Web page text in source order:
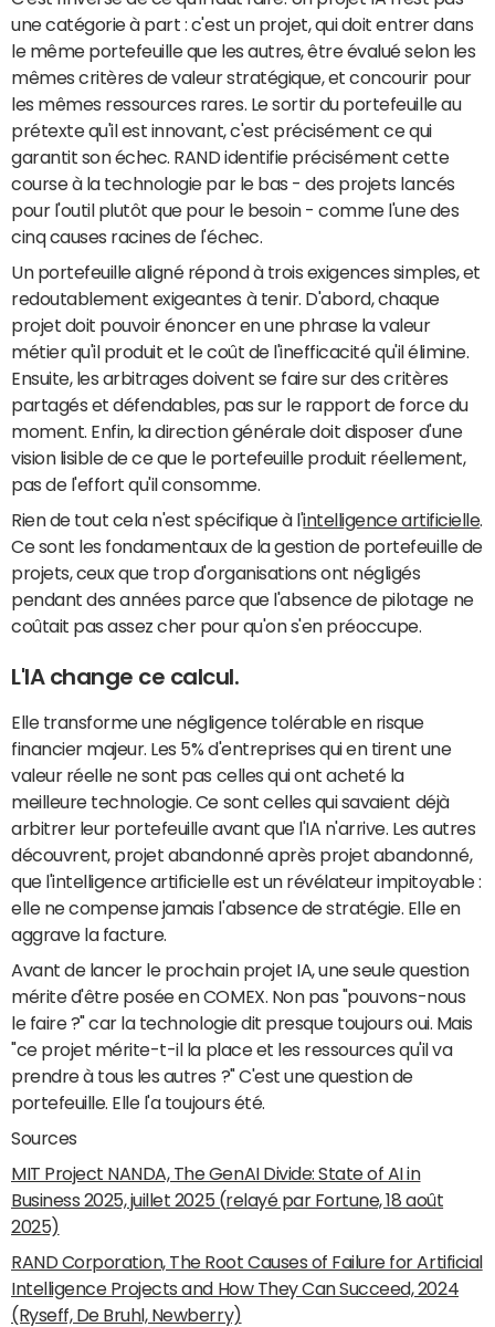
une catégorie à part : c'est un projet, qui doit entrer dans
le même portefeuille que les autres, être évalué selon les
mêmes critères de valeur stratégique, et concourir pour
les mêmes ressources rares. Le sortir du portefeuille au
prétexte qu'il est innovant, c'est précisément ce qui
garantit son échec. RAND identifie précisément cette
course à la technologie par le bas - des projets lancés
pour l'outil plutôt que pour le besoin - comme l'une des
cinq causes racines de l'échec.
Un portefeuille aligné répond à trois exigences simples, et
redoutablement exigeantes à tenir. D'abord, chaque
projet doit pouvoir énoncer en une phrase la valeur
métier qu'il produit et le coût de l'inefficacité qu'il élimine.
Ensuite, les arbitrages doivent se faire sur des critères
partagés et défendables, pas sur le rapport de force du
moment. Enfin, la direction générale doit disposer d'une
vision lisible de ce que le portefeuille produit réellement,
pas de l'effort qu'il consomme.
Rien de tout cela n'est spécifique à l'intelligence artificielle.
Ce sont les fondamentaux de la gestion de portefeuille de
projets, ceux que trop d'organisations ont négligés
pendant des années parce que l'absence de pilotage ne
coûtait pas assez cher pour qu'on s'en préoccupe.
L'IA change ce calcul.
Elle transforme une négligence tolérable en risque
financier majeur. Les 5% d'entreprises qui en tirent une
valeur réelle ne sont pas celles qui ont acheté la
meilleure technologie. Ce sont celles qui savaient déjà
arbitrer leur portefeuille avant que l'IA n'arrive. Les autres
découvrent, projet abandonné après projet abandonné,
que l'intelligence artificielle est un révélateur impitoyable :
elle ne compense jamais l'absence de stratégie. Elle en
aggrave la facture.
Avant de lancer le prochain projet IA, une seule question
mérite d'être posée en COMEX. Non pas "pouvons-nous
le faire ?" car la technologie dit presque toujours oui. Mais
"ce projet mérite-t-il la place et les ressources qu'il va
prendre à tous les autres ?" C'est une question de
portefeuille. Elle l'a toujours été.
Sources
MIT Project NANDA, The GenAI Divide: State of AI in
Business 2025, juillet 2025 (relayé par Fortune, 18 août
2025)
RAND Corporation, The Root Causes of Failure for Artificial
Intelligence Projects and How They Can Succeed, 2024
(Ryseff, De Bruhl, Newberry)